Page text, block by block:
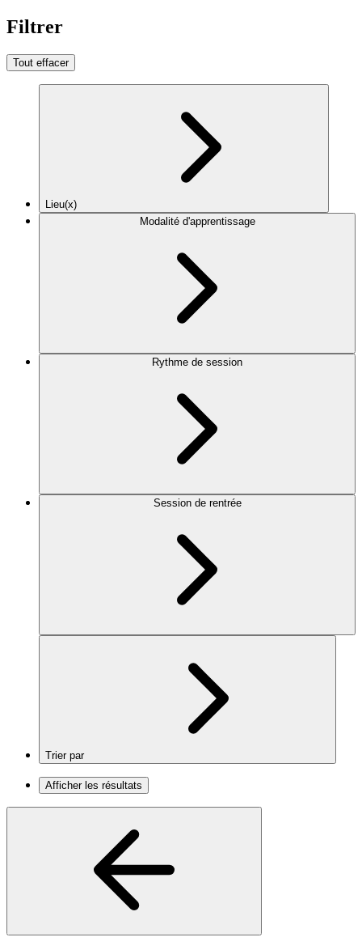
Filtrer
Tout effacer
Lieu(x)
Modalité d'apprentissage
Rythme de session
Session de rentrée
Trier par
Afficher les résultats